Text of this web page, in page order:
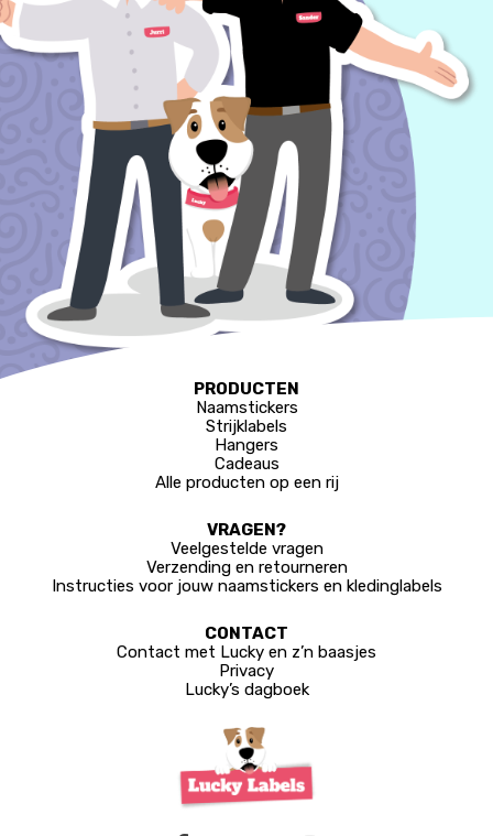
PRODUCTEN
Naamstickers
Strijklabels
Hangers
Cadeaus
Alle producten op een rij
VRAGEN?
Veelgestelde vragen
Verzending en retourneren
Instructies voor jouw naamstickers en kledinglabels
CONTACT
Contact met Lucky en z’n baasjes
Privacy
Lucky’s dagboek